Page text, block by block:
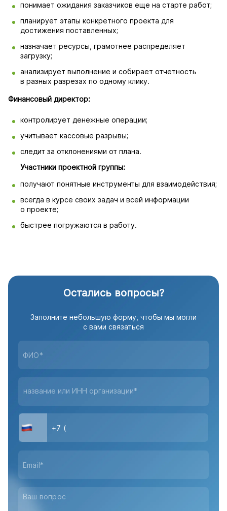
понимает ожидания заказчиков еще на старте работ;
планирует этапы конкретного проекта для
достижения поставленных;
назначает ресурсы, грамотнее распределяет
загрузку;
анализирует выполнение и собирает отчетность
в разных разрезах по одному клику.
Финансовый директор:
контролирует денежные операции;
учитывает кассовые разрывы;
следит за отклонениями от плана.
Участники проектной группы:
получают понятные инструменты для взаимодействия;
всегда в курсе своих задач и всей информации
о проекте;
быстрее погружаются в работу.
Остались вопросы?
Заполните небольшую форму, чтобы мы могли
с вами связаться
название или ИНН организации*